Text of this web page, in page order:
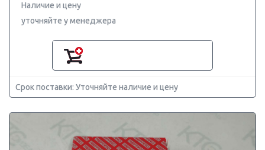
Наличие и цену
уточняйте у менеджера
Срок поставки: Уточняйте наличие и цену